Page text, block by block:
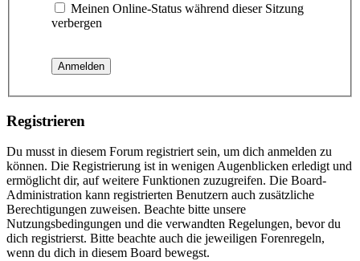
Meinen Online-Status während dieser Sitzung
verbergen
Registrieren
Du musst in diesem Forum registriert sein, um dich anmelden zu
können. Die Registrierung ist in wenigen Augenblicken erledigt und
ermöglicht dir, auf weitere Funktionen zuzugreifen. Die Board-
Administration kann registrierten Benutzern auch zusätzliche
Berechtigungen zuweisen. Beachte bitte unsere
Nutzungsbedingungen und die verwandten Regelungen, bevor du
dich registrierst. Bitte beachte auch die jeweiligen Forenregeln,
wenn du dich in diesem Board bewegst.